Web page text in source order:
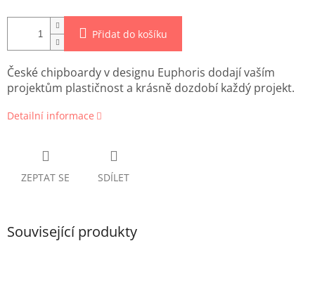
Přidat do košíku
České chipboardy v designu Euphoris dodají vaším
projektům plastičnost a krásně dozdobí každý projekt.
Detailní informace
ZEPTAT SE SDÍLET
Související produkty